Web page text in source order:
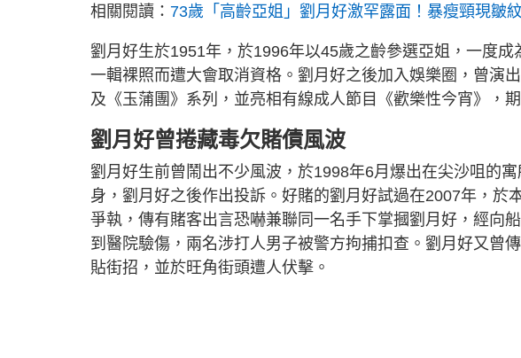
相關閱讀： 73歲「高齡亞姐」劉月好激罕露面！暴瘦頸現皺
劉月好生於1951年，於1996年以45歲之齡參選亞姐，一度
一輯裸照而遭大會取消資格。劉月好之後加入娛樂圈，曾演
及《玉蒲團》系列，並亮相有線成人節目《歡樂性今宵》，
劉月好曾捲藏毒欠賭債風波
劉月好生前曾鬧出不少風波，於1998年6月爆出在尖沙咀的
身，劉月好之後作出投訴。好賭的劉月好試過在2007年，於
爭執，傳有賭客出言恐嚇兼聯同一名手下掌摑劉月好，經向
到醫院驗傷，兩名涉打人男子被警方拘捕扣查。劉月好又曾
貼街招，並於旺角街頭遭人伏擊。